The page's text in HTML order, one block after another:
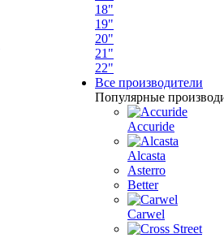
18"
19"
20"
21"
22"
Все производители
Популярные
Accuride
Alcasta
Asterro
Better
Carwel